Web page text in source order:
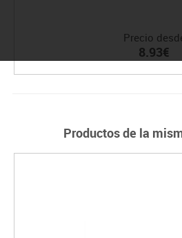
Precio
8.93€
Productos de la